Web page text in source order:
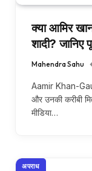
क्या आमिर
शादी? जानिए
Mahendra Sahu
Aamir Khan-
और उनकी करीबी
मीडिया…
अपराध